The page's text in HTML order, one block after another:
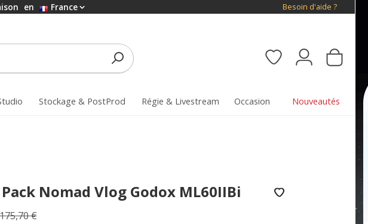
en France Besoin d'aide ?
Stockage & PostProd Régie & Livestream Occasion Nouveautés
Nomad Vlog Godox ML60IIBi
€